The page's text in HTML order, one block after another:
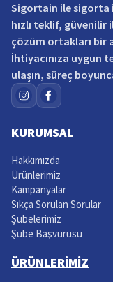
Sigortain ile sigorta
hızlı teklif, güvenilir
çözüm ortakları bir
İhtiyacınıza uygun
ulaşın, süreç
KURUMSAL
Hakkımızda
Ürünlerimiz
Kampanyalar
Sıkça Sorulan Sorular
Şubelerimiz
Şube Başvurusu
ÜRÜNLERİMİZ